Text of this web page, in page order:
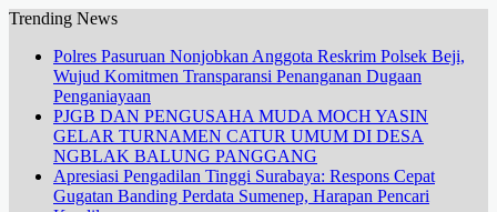
Trending News
Polres Pasuruan Nonjobkan Anggota Reskrim Polsek Beji,
Wujud Komitmen Transparansi Penanganan Dugaan
Penganiayaan
PJGB DAN PENGUSAHA MUDA MOCH YASIN
GELAR TURNAMEN CATUR UMUM DI DESA
NGBLAK BALUNG PANGGANG
Apresiasi Pengadilan Tinggi Surabaya: Respons Cepat
Gugatan Banding Perdata Sumenep, Harapan Pencari